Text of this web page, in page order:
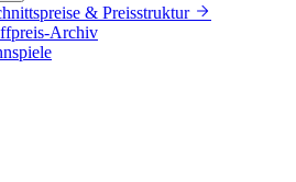
& Preisstruktur
Archiv